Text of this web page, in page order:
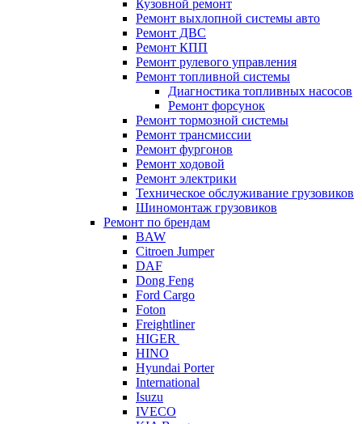
Кузовной ремонт
Ремонт выхлопной системы авто
Ремонт ДВС
Ремонт КПП
Ремонт рулевого управления
Ремонт топливной системы
Диагностика топливных насосов
Ремонт форсунок
Ремонт тормозной системы
Ремонт трансмиссии
Ремонт фургонов
Ремонт ходовой
Ремонт электрики
Техническое обслуживание грузовиков
Шиномонтаж грузовиков
Ремонт по брендам
BAW
Citroen Jumper
DAF
Dong Feng
Ford Cargo
Foton
Freightliner
HIGER
HINO
Hyundai Porter
International
Isuzu
IVECO